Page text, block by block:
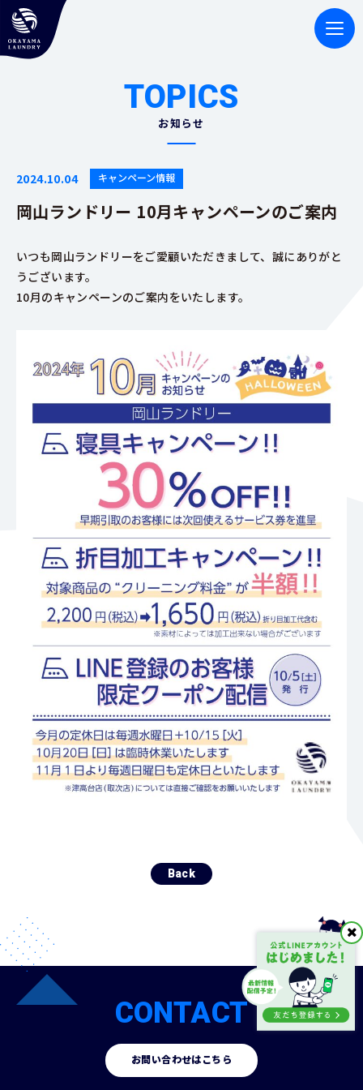
TOPICS
お知らせ
2024.10.04 キャンペーン情報
岡山ランドリー 10月キャンペーンのご案内
いつも岡山ランドリーをご愛顧いただきまして、誠にありがと
うございます。
10月のキャンペーンのご案内をいたします。
Back
CONTACT
お問い合わせはこちら